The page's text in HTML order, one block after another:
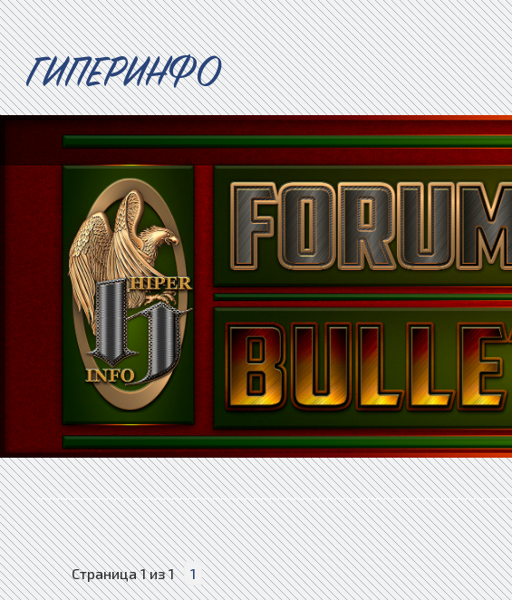
ГИПЕРИНФО
Страница1из1 1